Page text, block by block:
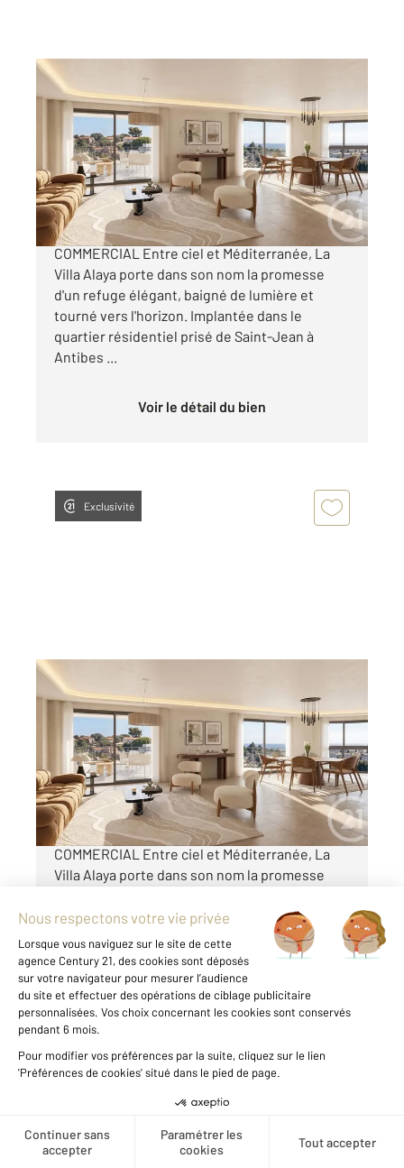
Créer une alerte
ANTIBES 06
91 m2, 4 pièces
Ref : 38174
Appartement F4 à vendre
699 000 €
ANTIBES Ouest EXCLUSIVITE : LANCEMENT
COMMERCIAL Entre ciel et Méditerranée, La
Villa Alaya porte dans son nom la promesse
d'un refuge élégant, baigné de lumière et
tourné vers l'horizon. Implantée dans le
quartier résidentiel prisé de Saint-Jean à
Antibes ...
Voir le détail du bien
Exclusivité
ANTIBES 06
52,85 m2, 3 pièces
Ref : 38173
Appartement F3 à vendre
390 000 €
ANTIBES Ouest EXCLUSIVITE : LANCEMENT
COMMERCIAL Entre ciel et Méditerranée, La
Villa Alaya porte dans son nom la promesse
tourné vers l'horizon. Implantée dans le
quartier résidentiel prisé de Saint-Jean à
Antibes ...
Voir le détail du bien